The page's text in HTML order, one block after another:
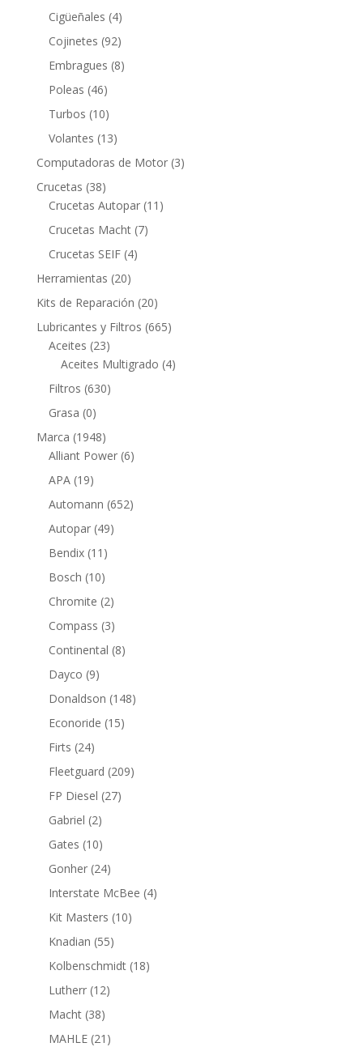
productos
Cigüeñales 44
productos
Cojinetes 9292
productos
Embragues 88
Poleas 4646
productos
Turbos 1010
productos
Volantes 1313
productos
Computadoras de Motor 33
Crucetas 3838
productos
Crucetas Autopar 11 11
Crucetas Macht 77
Crucetas SEIF 44
Herramientas 2020
productos
Kits de Reparación 2020
productos
Lubricantes y Filtros 665665
Aceites 2323
productos
Aceites Multigrado 44
Filtros 630630
Grasa 00
productos
Marca 19481948
productos
Alliant Power 66
APA 1919
productos
Automann 652652
Autopar 4949
Bendix 11 11
productos
Bosch 1010
productos
Chromite 22
productos
Compass 33
productos
Continental 88
Dayco 99
productos
Donaldson 148148
Econoride 1515
Firts 2424
productos
Fleetguard 209209
FP Diesel 2727
Gabriel 22
productos
Gates 1010
productos
Gonher 2424
productos
Interstate McBee 44
Kit Masters 1010
Knadian 5555
productos
Kolbenschmidt 1818
Lutherr 1212
Macht 3838
productos
MAHLE 21 21